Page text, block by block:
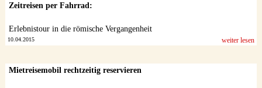
Zeitreisen per Fahrrad:
Erlebnistour in die römische Vergangenheit
10.04.2015 weiter lesen
Mietreisemobil rechtzeitig reservieren